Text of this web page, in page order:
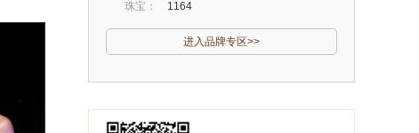
珠宝：
1164
进入品牌专区>>